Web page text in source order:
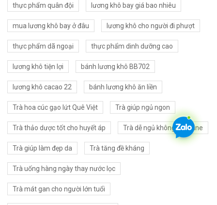
thực phẩm quân đội lương khô bay giá bao nhiêu
mua lương khô bay ở đâu lương khô cho người đi phượt
thực phẩm dã ngoại thực phẩm dinh dưỡng cao
lương khô tiện lợi bánh lương khô BB702
lương khô cacao 22 bánh lương khô ăn liền
Trà hoa cúc gạo lứt Quê Việt Trà giúp ngủ ngon
Trà thảo dược tốt cho huyết áp Trà dễ ngủ không caffeine
Trà giúp làm đẹp da Trà tăng đề kháng
Trà uống hàng ngày thay nước lọc
Trà mát gan cho người lớn tuổi